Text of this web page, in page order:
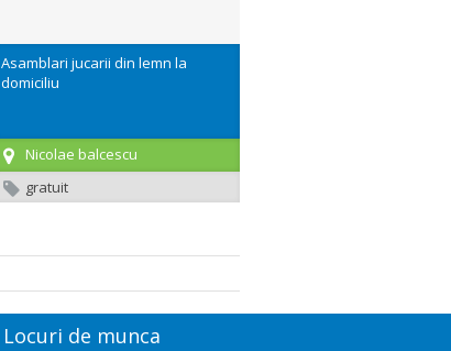
Asamblari jucarii din lemn la
domiciliu
Nicolae balcescu
gratuit
Locuri de munca